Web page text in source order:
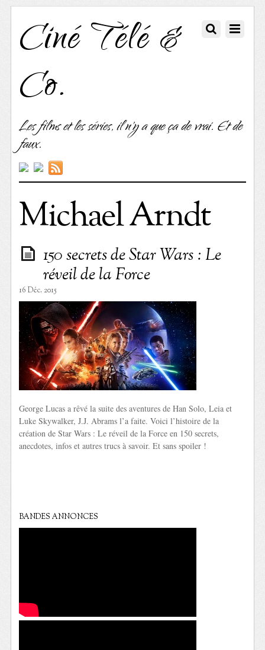
Ciné Télé &
Co.
Les films et les séries, il n'y a que ça de vrai. Et de
faux.
Michael Arndt
150 secrets de Star Wars : Le
réveil de la Force
16 Déc. 2015
George Lucas a rêvé la suite des aventures de Han Solo, Leia et
Luke Skywalker, J.J. Abrams l’a faite. Voici l’histoire de la
création de Star Wars : Le réveil de la Force en 150 secrets,
anecdotes, infos et autres trucs à savoir. Et sans spoiler !
BANDES ANNONCES